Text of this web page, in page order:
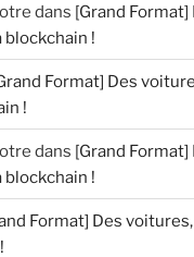
dans [Grand
blockchain !
Format] Des
!
dans [Grand
blockchain !
Format] Des